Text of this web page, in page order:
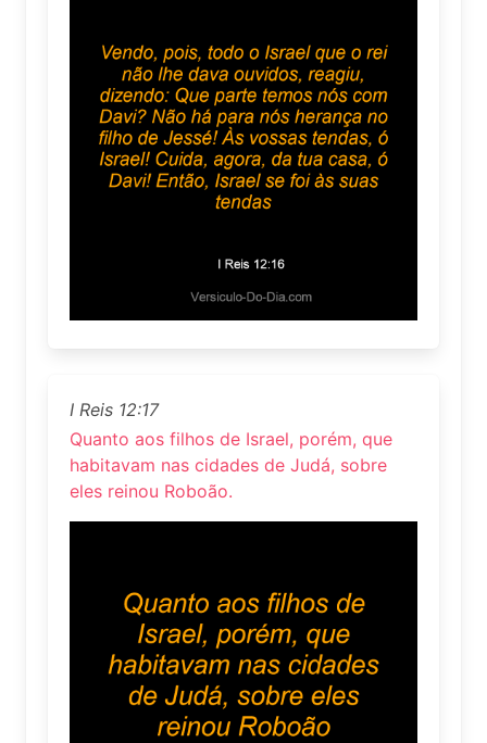
I Reis 12:17
Quanto aos filhos de Israel, porém, que
habitavam nas cidades de Judá, sobre
eles reinou Roboão.